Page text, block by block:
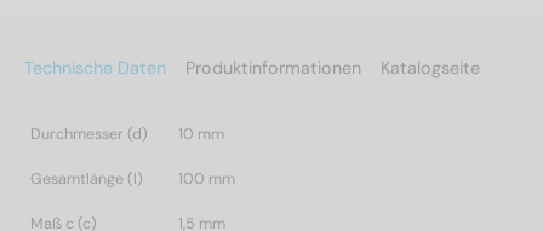
Technische Daten Produktinformationen Katalogseite
Durchmesser (d) 10 mm
Gesamtlänge (l) 100 mm
Maß c (c) 1,5 mm